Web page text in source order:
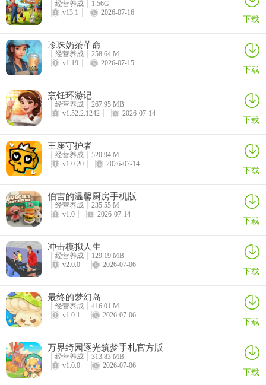
3、收集了农作物，玩家还需要继续养植，通过浇水来呵护；
好的了解玩法机制！
更新日志
v1.0.9版本
游戏优化
经营养成
1.56G
v13.1
2026-07-16 下载
珍珠奶茶革命
经营养成
258.64 M
v1.19
2026-07-15 下载
烹饪环游记
经营养成
267.95 MB
v1.52.2.1242
2026-07-14 下载
王座守护者
经营养成
520.94 M
v1.0.20
2026-07-14 下载
伯吉的温馨厨房手机版
经营养成
235.55 M
v1.0
2026-07-14 下载
冲击模拟人生
经营养成
129.19 MB
v2.0.0
2026-07-06 下载
最终的梦幻岛
经营养成
416.01 M
v1.0.1
2026-07-06 下载
万界绮园逐光筑梦手札官方版
经营养成
313.83 MB
v1.0.0
2026-07-06 下载